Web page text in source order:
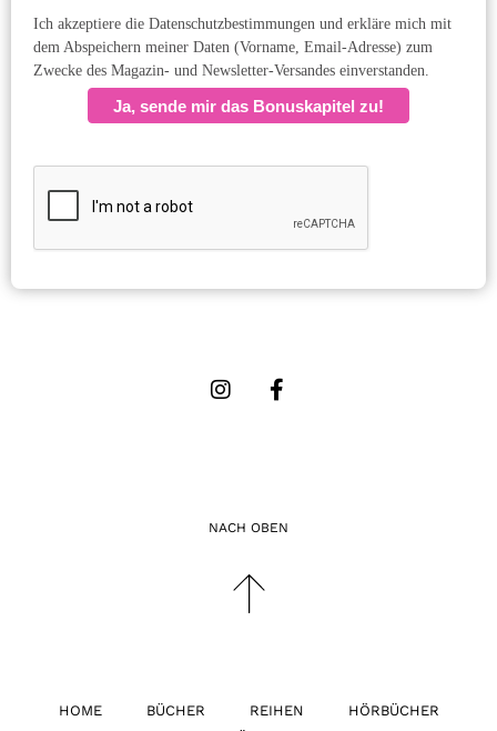
Ich akzeptiere die Datenschutzbestimmungen und erkläre mich mit
dem Abspeichern meiner Daten (Vorname, Email-Adresse) zum
Zwecke des Magazin- und Newsletter-Versandes einverstanden.
Ja, sende mir das Bonuskapitel zu!
NACH OBEN
HOME BÜCHER REIHEN
HÖRBÜCHER